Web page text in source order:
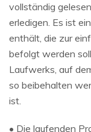
vollständig
erledigen. Es ist
enthält, die zur
befolgt werden
Laufwerks, auf
so beibehalten
ist.
• Die laufenden